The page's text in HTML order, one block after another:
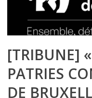
[TRIBUNE] «
PATRIES
DE